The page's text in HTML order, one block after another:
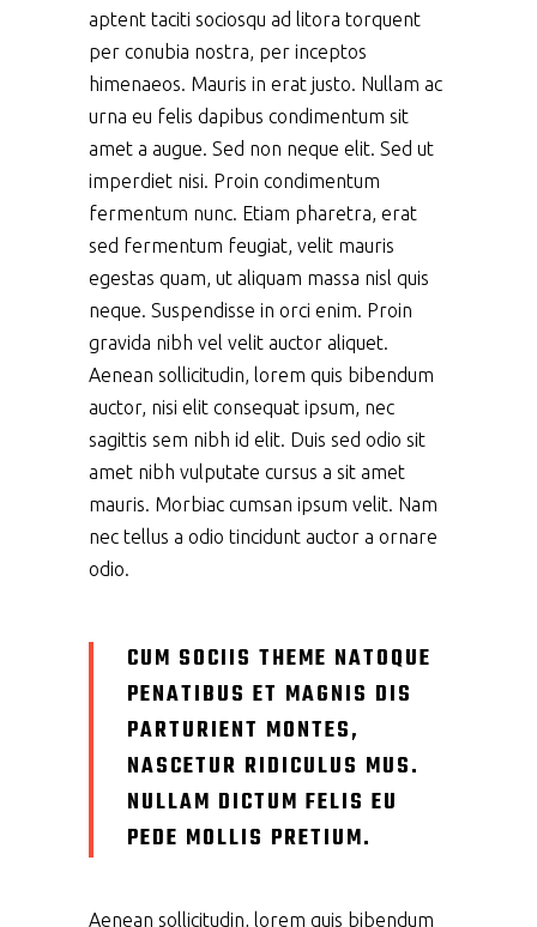
aptent taciti sociosqu ad litora torquent
per conubia nostra, per inceptos
himenaeos. Mauris in erat justo. Nullam ac
urna eu felis dapibus condimentum sit
amet a augue. Sed non neque elit. Sed ut
imperdiet nisi. Proin condimentum
fermentum nunc. Etiam pharetra, erat
sed fermentum feugiat, velit mauris
egestas quam, ut aliquam massa nisl quis
neque. Suspendisse in orci enim. Proin
gravida nibh vel velit auctor aliquet.
Aenean sollicitudin, lorem quis bibendum
auctor, nisi elit consequat ipsum, nec
sagittis sem nibh id elit. Duis sed odio sit
amet nibh vulputate cursus a sit amet
mauris. Morbiac cumsan ipsum velit. Nam
nec tellus a odio tincidunt auctor a ornare
odio.
CUM SOCIIS THEME NATOQUE
PENATIBUS ET MAGNIS DIS
PARTURIENT MONTES,
NASCETUR RIDICULUS MUS.
NULLAM DICTUM FELIS EU
PEDE MOLLIS PRETIUM.
Aenean sollicitudin, lorem quis bibendum